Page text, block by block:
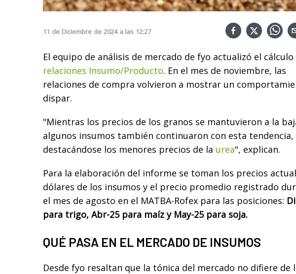
11 de Diciembre de 2024 a las 12:27
El equipo de análisis de mercado de fyo actualizó el cálculo
relaciones Insumo/Producto. En el mes de noviembre, las
relaciones de compra volvieron a mostrar un
dispar.
"Mientras los precios de los granos se mantuvieron a la
algunos insumos también continuaron con esta tendencia,
destacándose los menores precios de la urea", explican.
Para la elaboración del informe se toman los precios
dólares de los insumos y el precio promedio registrado
el mes de agosto en el MATBA-Rofex para las posiciones:
para trigo, Abr-25 para maíz y May-25 para soja.
QUÉ PASA EN EL MERCADO DE INSUMOS
Desde fyo resaltan que la tónica del mercado no difiere de